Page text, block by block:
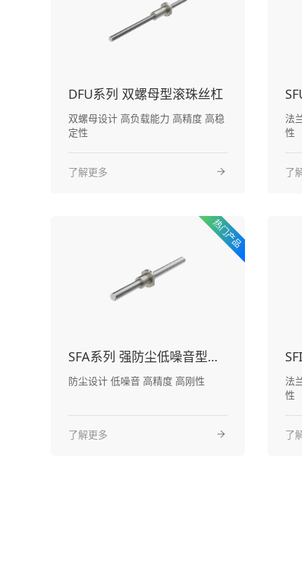
DFU系列 双螺母型滚珠丝杠
双螺母设计 高负载能力 高精度 高稳
定性
了解更多
法兰设计 高
性
了
SFA系列 强防尘低噪音型滚珠丝杠
防尘设计 低噪音 高精度 高刚性
了解更多
法兰设计 高
性
了